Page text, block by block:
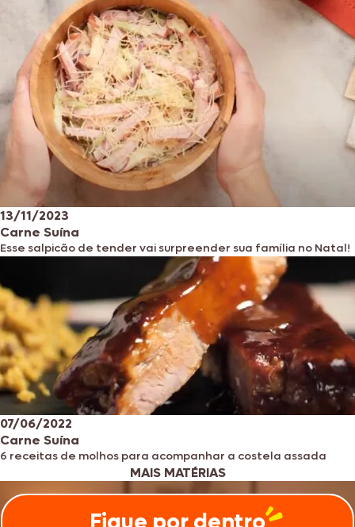
13/11/2023
Carne Suína
Esse salpicão de tender vai surpreender sua família no Natal!
07/06/2022
Carne Suína
6 receitas de molhos para acompanhar a costela assada
MAIS MATÉRIAS